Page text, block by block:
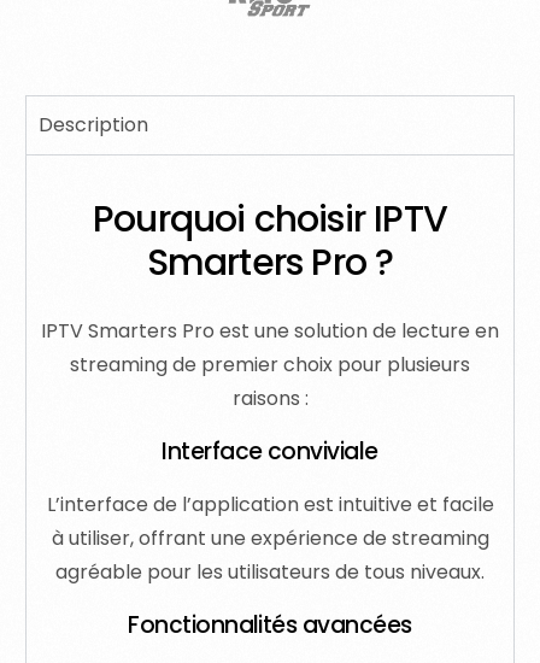
Description
Pourquoi choisir IPTV
Smarters Pro ?
IPTV Smarters Pro est une solution de lecture en
streaming de premier choix pour plusieurs
raisons :
Interface conviviale
L’interface de l’application est intuitive et facile
à utiliser, offrant une expérience de streaming
agréable pour les utilisateurs de tous niveaux.
Fonctionnalités avancées